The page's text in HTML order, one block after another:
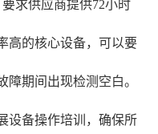
求供应商提供72小时
高的核心设备，可以要
障期间出现检测空白。
设备操作培训，确保所